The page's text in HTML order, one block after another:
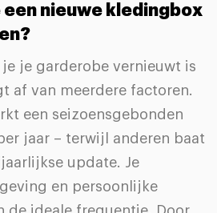
een nieuwe kledingbox
je garderobe vernieuwt is
af van meerdere factoren.
een seizoensgebonden
jaar – terwijl anderen baat
update. Je
en persoonlijke